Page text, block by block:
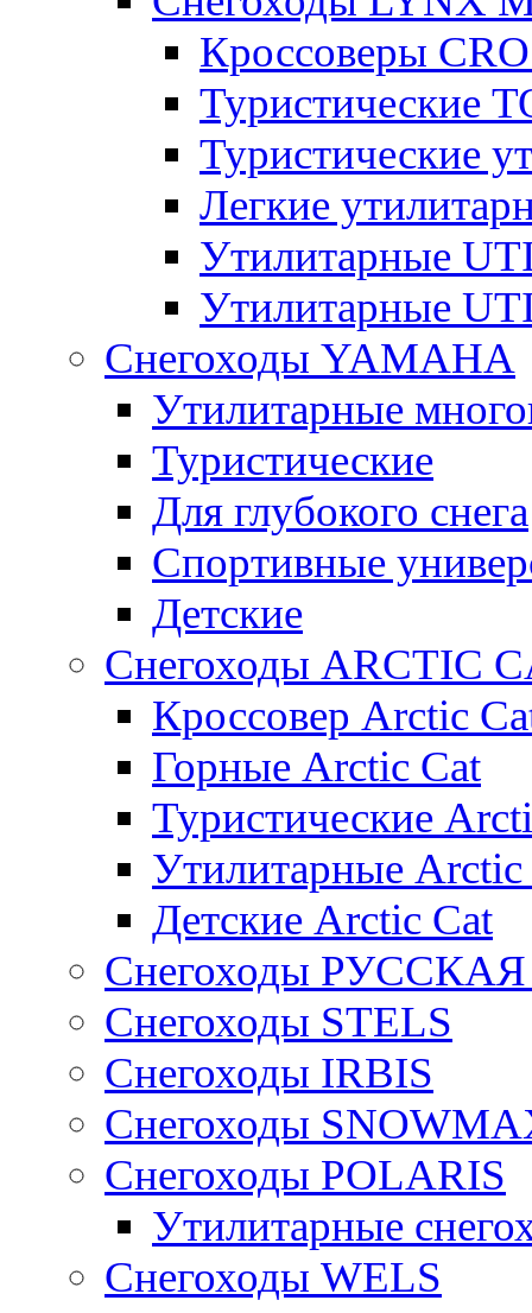
Кроссоверы
Туристические
Туристические
Легкие
Утилитарные
Утилитарные
Снегоходы YAMAHA
Утилитарные
Туристические
Для глубокого снега
Спортивные
Детские
Снегоходы ARCTIC
Кроссовер Arctic
Горные Arctic Cat
Туристические
Утилитарные
Детские Arctic Cat
Снегоходы
Снегоходы STELS
Снегоходы IRBIS
Снегоходы
Снегоходы POLARIS
Утилитарные
Cнегоходы WELS